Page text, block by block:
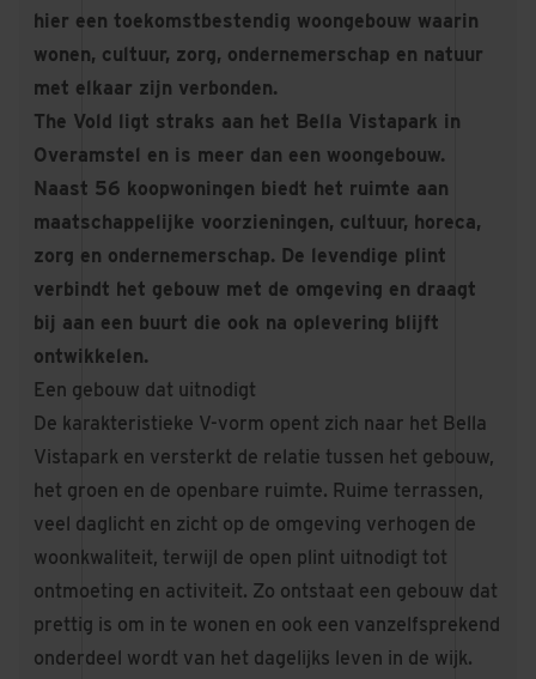
hier een toekomstbestendig woongebouw waarin
wonen, cultuur, zorg, ondernemerschap en natuur
met elkaar zijn verbonden.
The Vold ligt straks aan het Bella Vistapark in
Overamstel en is meer dan een woongebouw.
Naast 56 koopwoningen biedt het ruimte aan
maatschappelijke voorzieningen, cultuur, horeca,
zorg en ondernemerschap. De levendige plint
verbindt het gebouw met de omgeving en draagt
bij aan een buurt die ook na oplevering blijft
ontwikkelen.
Een gebouw dat uitnodigt
De karakteristieke V-vorm opent zich naar het Bella
Vistapark en versterkt de relatie tussen het gebouw,
het groen en de openbare ruimte. Ruime terrassen,
veel daglicht en zicht op de omgeving verhogen de
woonkwaliteit, terwijl de open plint uitnodigt tot
ontmoeting en activiteit. Zo ontstaat een gebouw dat
prettig is om in te wonen en ook een vanzelfsprekend
onderdeel wordt van het dagelijks leven in de wijk.